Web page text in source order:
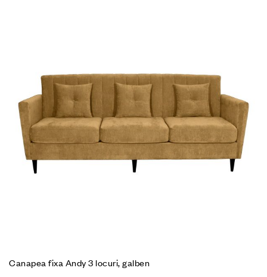
Canapea fixa Andy 3 locuri, galben